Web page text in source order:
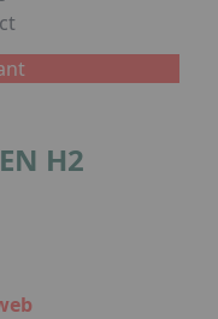
en images
sur Entrée pour
Facebook
Instagram
H2